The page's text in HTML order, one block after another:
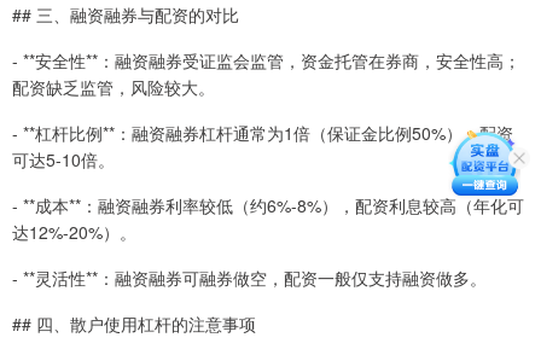
## 三、融资融券与配资的对比
- **安全性**：融资融券受证监会监管，资金托管在券商，安全性高；
配资缺乏监管，风险较大。
- **杠杆比例**：融资融券杠杆通常为1倍（保证金比例50%），配资
可达5-10倍。
- **成本**：融资融券利率较低（约6%-8%），配资利息较高（年化可
达12%-20%）。
- **灵活性**：融资融券可融券做空，配资一般仅支持融资做多。
## 四、散户使用杠杆的注意事项